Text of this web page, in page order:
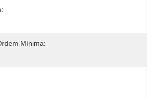
Mínima: